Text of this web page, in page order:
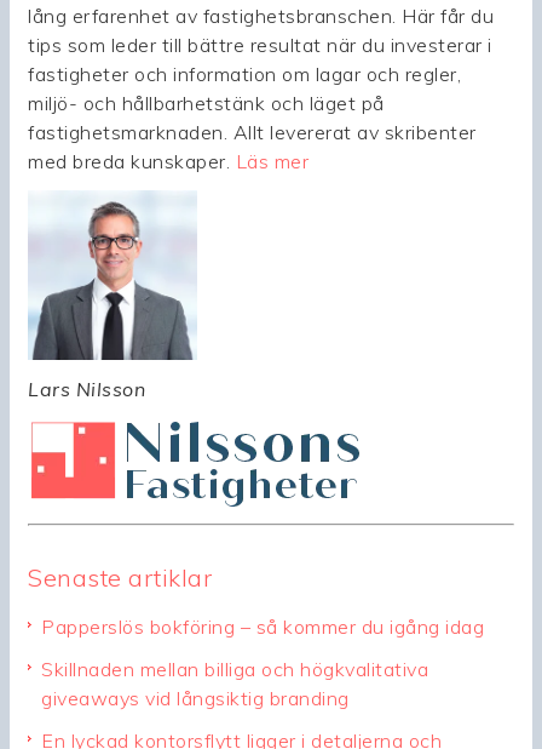
lång erfarenhet av fastighetsbranschen. Här får du
tips som leder till bättre resultat när du investerar i
fastigheter och information om lagar och regler,
miljö- och hållbarhetstänk och läget på
fastighetsmarknaden. Allt levererat av skribenter
med breda kunskaper. Läs mer
Lars Nilsson
Senaste artiklar
Papperslös bokföring – så kommer du igång idag
Skillnaden mellan billiga och högkvalitativa
giveaways vid långsiktig branding
En lyckad kontorsflytt ligger i detaljerna och